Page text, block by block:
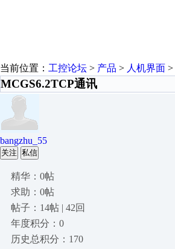
当前位置： 工控论坛 > 产品 > 人机界面 >
MCGS6.2TCP通讯
bangzhu_55
关注 私信
精华：0帖
求助：0帖
帖子：14帖 | 42回
年度积分：0
历史总积分：170